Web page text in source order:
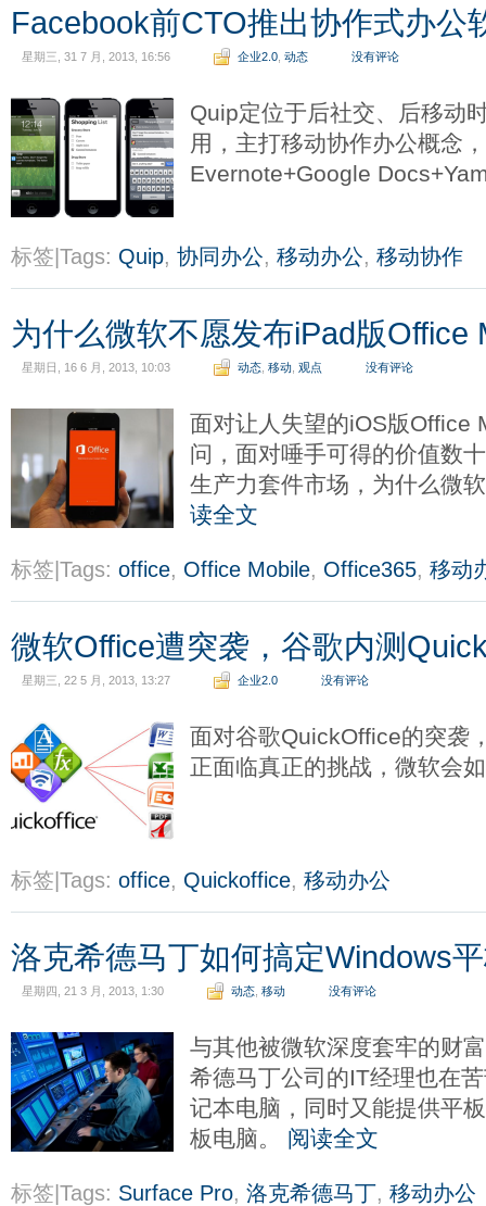
Facebook前CTO推出协作式办公
星期三, 31 7 月, 2013, 16:56 企业2.0 动态 没有评论
Quip定位于后社交、后移动
用，主打移动协作办公概念
Evernote+Google
标签|Tags: Quip, 协同办公, 移动办公, 移动协作
为什么微软不愿发布iPad版Office
星期日, 16 6 月, 2013, 10:03 动态 移动 观点 没有评论
面对让人失望的iOS版Office
问，面对唾手可得的价值数
生产力套件市场，为什么微
读全文
标签|Tags: office, Office Mobile, Office365, 移动
微软Office遭突袭，谷歌内测
星期三, 22 5 月, 2013, 13:27 企业2.0 没有评论
面对谷歌QuickOffice的突袭
正面临真正的挑战，微软会
标签|Tags: office, Quickoffice, 移动办公
洛克希德马丁如何搞定Windows
星期四, 21 3 月, 2013, 1:30 动态 移动 没有评论
与其他被微软深度套牢的财
希德马丁公司的IT经理也在
记本电脑，同时又能提供平
板电脑。 阅读全文
标签|Tags: Surface Pro, 洛克希德马丁, 移动办公